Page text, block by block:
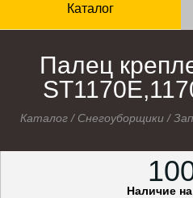
Каталог
Палец
Каталог/ Снегоуборщики/
Наличие